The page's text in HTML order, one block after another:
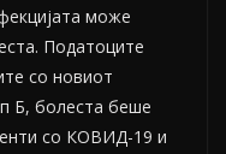
може
Податоците
со новиот
Б, болеста беше
со КОВИД-19 и